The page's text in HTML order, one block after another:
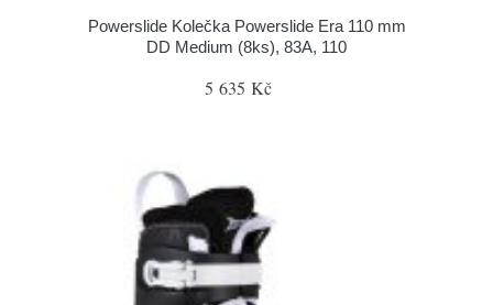
Powerslide Kolečka Powerslide Era 110 mm
DD Medium (8ks), 83A, 110
5 635 Kč